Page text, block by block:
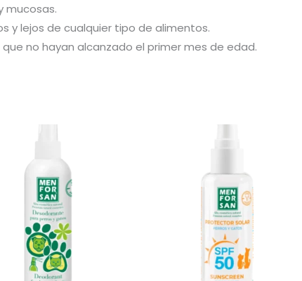
mucosas.
y lejos de cualquier tipo de alimentos.
no hayan alcanzado el primer mes de edad.